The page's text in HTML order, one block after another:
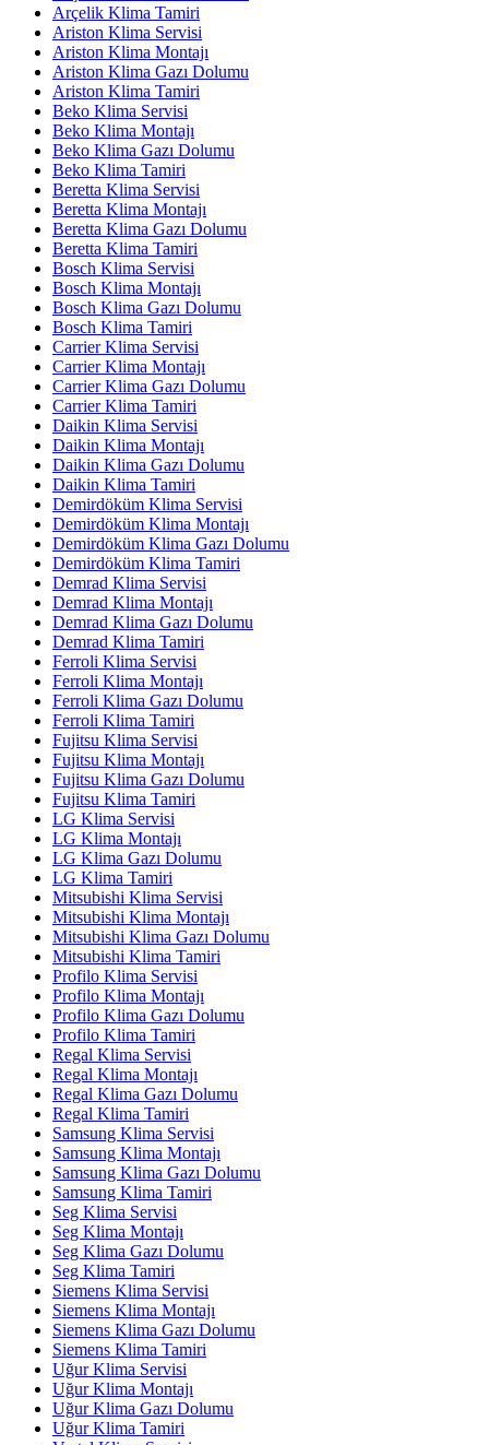
Arçelik Klima Tamiri
Ariston Klima Servisi
Ariston Klima Montajı
Ariston Klima Gazı Dolumu
Ariston Klima Tamiri
Beko Klima Servisi
Beko Klima Montajı
Beko Klima Gazı Dolumu
Beko Klima Tamiri
Beretta Klima Servisi
Beretta Klima Montajı
Beretta Klima Gazı Dolumu
Beretta Klima Tamiri
Bosch Klima Servisi
Bosch Klima Montajı
Bosch Klima Gazı Dolumu
Bosch Klima Tamiri
Carrier Klima Servisi
Carrier Klima Montajı
Carrier Klima Gazı Dolumu
Carrier Klima Tamiri
Daikin Klima Servisi
Daikin Klima Montajı
Daikin Klima Gazı Dolumu
Daikin Klima Tamiri
Demirdöküm Klima Servisi
Demirdöküm Klima Montajı
Demirdöküm Klima Gazı Dolumu
Demirdöküm Klima Tamiri
Demrad Klima Servisi
Demrad Klima Montajı
Demrad Klima Gazı Dolumu
Demrad Klima Tamiri
Ferroli Klima Servisi
Ferroli Klima Montajı
Ferroli Klima Gazı Dolumu
Ferroli Klima Tamiri
Fujitsu Klima Servisi
Fujitsu Klima Montajı
Fujitsu Klima Gazı Dolumu
Fujitsu Klima Tamiri
LG Klima Servisi
LG Klima Montajı
LG Klima Gazı Dolumu
LG Klima Tamiri
Mitsubishi Klima Servisi
Mitsubishi Klima Montajı
Mitsubishi Klima Gazı Dolumu
Mitsubishi Klima Tamiri
Profilo Klima Servisi
Profilo Klima Montajı
Profilo Klima Gazı Dolumu
Profilo Klima Tamiri
Regal Klima Servisi
Regal Klima Montajı
Regal Klima Gazı Dolumu
Regal Klima Tamiri
Samsung Klima Servisi
Samsung Klima Montajı
Samsung Klima Gazı Dolumu
Samsung Klima Tamiri
Seg Klima Servisi
Seg Klima Montajı
Seg Klima Gazı Dolumu
Seg Klima Tamiri
Siemens Klima Servisi
Siemens Klima Montajı
Siemens Klima Gazı Dolumu
Siemens Klima Tamiri
Uğur Klima Servisi
Uğur Klima Montajı
Uğur Klima Gazı Dolumu
Uğur Klima Tamiri